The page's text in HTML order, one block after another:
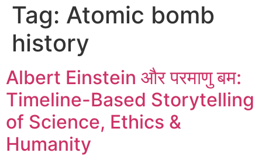
Tag: Atomic bomb
history
Albert Einstein और परमाणु बम:
Timeline-Based Storytelling
of Science, Ethics &
Humanity